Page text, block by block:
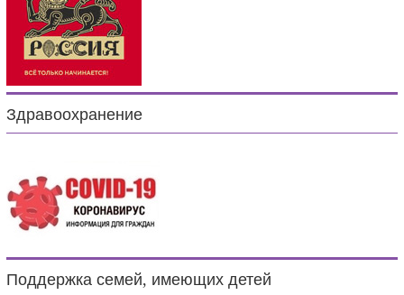
Здравоохранение
Поддержка семей, имеющих детей